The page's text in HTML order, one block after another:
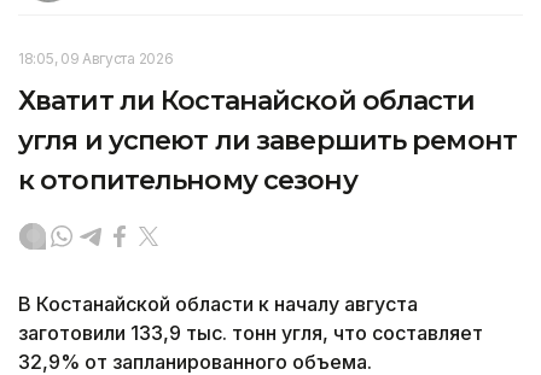
18:05, 09 Августа 2026
Хватит ли Костанайской области
угля и успеют ли завершить ремонт
к отопительному сезону
В Костанайской области к началу августа
заготовили 133,9 тыс. тонн угля, что составляет
32,9% от запланированного объема.